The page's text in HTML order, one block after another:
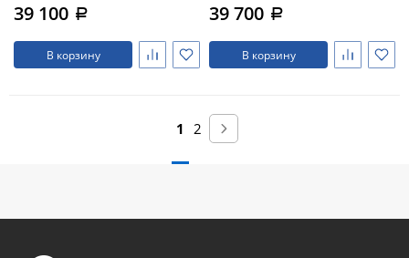
39 100 a
В корзину
39 700 a
В корзину
1 2